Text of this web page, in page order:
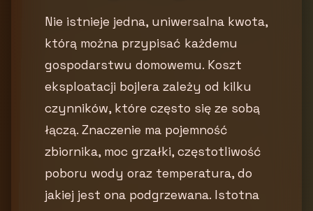
Nie istnieje jedna, uniwersalna kwota,
którą można przypisać każdemu
gospodarstwu domowemu. Koszt
eksploatacji bojlera zależy od kilku
czynników, które często się ze sobą
łączą. Znaczenie ma pojemność
zbiornika, moc grzałki, częstotliwość
poboru wody oraz temperatura, do
jakiej jest ona podgrzewana. Istotna